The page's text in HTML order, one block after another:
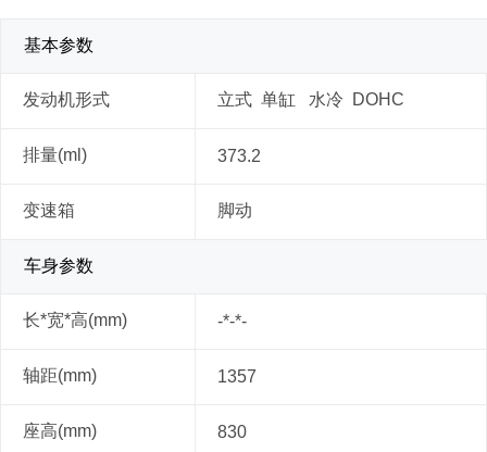
基本参数
发动机形式 立式 单缸 水冷 DOHC
排量(ml) 373.2
变速箱 脚动
车身参数
长*宽*高(mm) -*-*-
轴距(mm) 1357
座高(mm) 830